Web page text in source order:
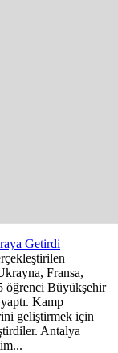
Getirdi
Fransa,
öğrenci Büyükşehir
Kamp
geliştirmek için
Antalya